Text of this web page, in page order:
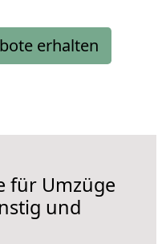
erhalten
für Umzüge
und